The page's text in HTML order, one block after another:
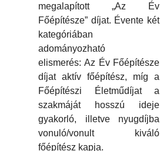
megalapított „Az Év
Főépítésze” díjat. Évente két
kategóriában
adományozható
elismerés: Az Év Főépítésze
díjat aktív főépítész, míg a
Főépítészi Életműdíjat a
szakmáját hosszú ideje
gyakorló, illetve nyugdíjba
vonuló/vonult kiváló
főépítész kapja.